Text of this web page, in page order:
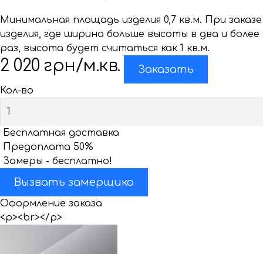
Минимальная площадь изделия 0,7 кв.м. При заказе
изделия, где ширина больше высоты в два и более
раз, высота будет считаться как 1 кв.м.
2 020 грн/м.кв. Заказать
Кол-во
Бесплатная доставка
Предоплата 50%
Замеры - бесплатно!
Вызвать замерщика
Оформление заказа
<p><br></p>